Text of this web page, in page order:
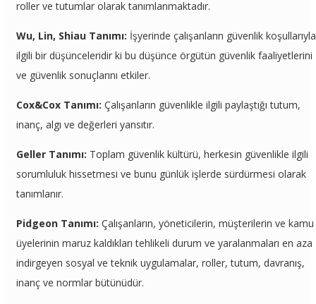
roller ve tutumlar olarak tanımlanmaktadır.
Wu, Lin, Shiau Tanımı: İşyerinde çalışanların güvenlik koşullarıyla
ilgili bir düşünceleridir ki bu düşünce örgütün güvenlik faaliyetlerini
ve güvenlik sonuçlarını etkiler.
Cox&Cox Tanımı: Çalışanların güvenlikle ilgili paylaştığı tutum,
inanç, algı ve değerleri yansıtır.
Geller Tanımı: Toplam güvenlik kültürü, herkesin güvenlikle ilgili
sorumluluk hissetmesi ve bunu günlük işlerde sürdürmesi olarak
tanımlanır.
Pidgeon Tanımı: Çalışanların, yöneticilerin, müşterilerin ve kamu
üyelerinin maruz kaldıkları tehlikeli durum ve yaralanmaları en aza
indirgeyen sosyal ve teknik uygulamalar, roller, tutum, davranış,
inanç ve normlar bütünüdür.